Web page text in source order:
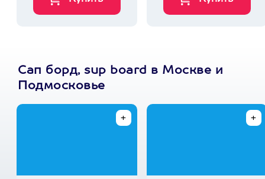
Сап борд, sup board в Москве и
Подмосковье